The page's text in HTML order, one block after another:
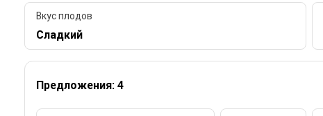
Вкус плодов
Сладкий
Предложения: 4